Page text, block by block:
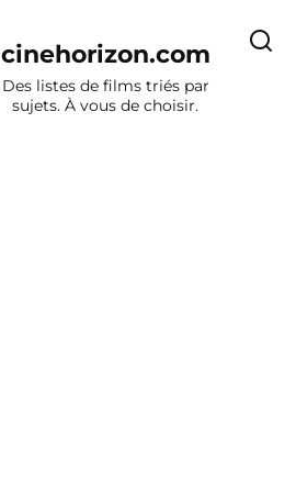
cinehorizon.com
Des listes de films triés par
sujets. À vous de choisir.